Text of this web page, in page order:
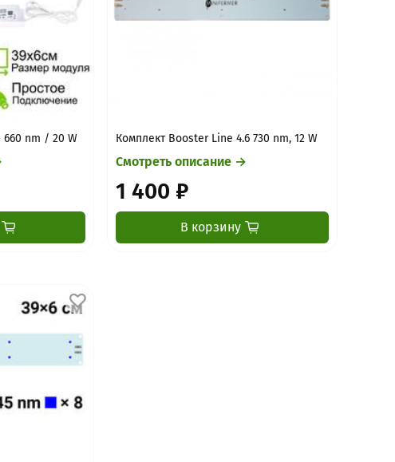
660 nm / 20 W Комплект Booster Line 4.6 730 nm, 12 W
Смотреть описание →
1 400 ₽
В корзину